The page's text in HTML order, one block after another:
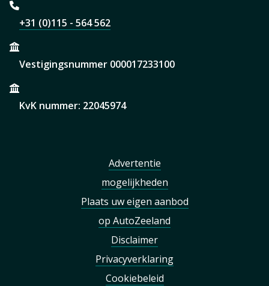
+31 (0)115 - 564 562
Vestigingsnummer 000017233100
KvK nummer: 22045974
Advertentie
mogelijkheden
Plaats uw eigen aanbod
op AutoZeeland
Disclaimer
Privacyverklaring
Cookiebeleid